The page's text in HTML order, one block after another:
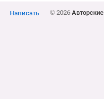
Написать © 2026